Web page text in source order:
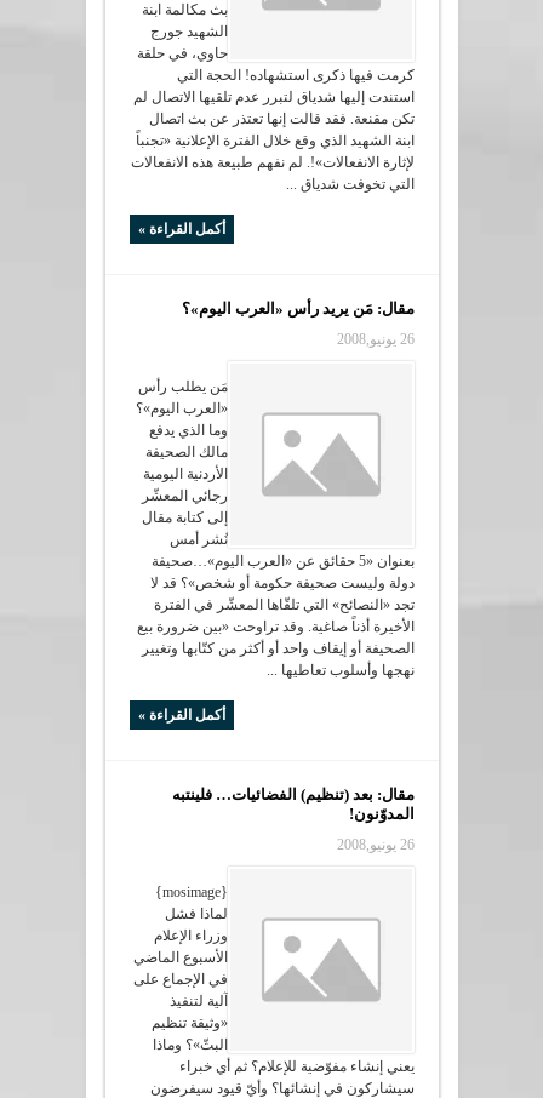
بث مكالمة ابنة
الشهيد جورج
حاوي، في حلقة
كرمت فيها ذكرى استشهاده! الحجة التي
استندت إليها شدياق لتبرر عدم تلقيها الاتصال لم
تكن مقنعة. فقد قالت إنها تعتذر عن بث اتصال
ابنة الشهيد الذي وقع خلال الفترة الإعلانية «تجنباً
لإثارة الانفعالات»!. لم نفهم طبيعة هذه الانفعالات
التي تخوفت شدياق ...
أكمل القراءة »
مقال: مَن يريد رأس «العرب اليوم»؟
26 يونيو,2008
مَن يطلب رأس
«العرب اليوم»؟
وما الذي يدفع
مالك الصحيفة
الأردنية اليومية
رجائي المعشّر
إلى كتابة مقال
نُشر أمس
بعنوان «5 حقائق عن «العرب اليوم»…صحيفة
دولة وليست صحيفة حكومة أو شخص»؟ قد لا
تجد «النصائح» التي تلقّاها المعشّر في الفترة
الأخيرة أذناً صاغية. وقد تراوحت «بين ضرورة بيع
الصحيفة أو إيقاف واحد أو أكثر من كتّابها وتغيير
نهجها وأسلوب تعاطيها ...
أكمل القراءة »
مقال: بعد (تنظيم) الفضائيات… فلينتبه
المدوّنون!
26 يونيو,2008
{mosimage}
لماذا فشل
وزراء الإعلام
الأسبوع الماضي
في الإجماع على
آلية لتنفيذ
«وثيقة تنظيم
البثّ»؟ وماذا
يعني إنشاء مفوّضية للإعلام؟ ثم أي خبراء
سيشاركون في إنشائها؟ وأيّ قيود سيفرضون